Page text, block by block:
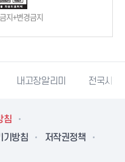
지+변경금지
내고장알리미 전국시장
침
기방침
저작권정책